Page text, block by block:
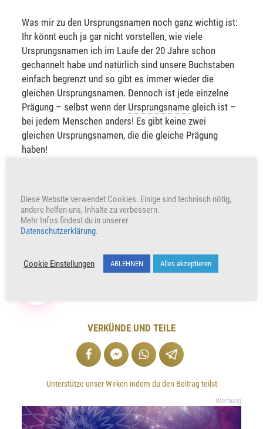
Was mir zu den Ursprungsnamen noch ganz wichtig ist:
Ihr könnt euch ja gar nicht vorstellen, wie viele
Ursprungsnamen ich im Laufe der 20 Jahre schon
gechannelt habe und natürlich sind unsere Buchstaben
einfach begrenzt und so gibt es immer wieder die
gleichen Ursprungsnamen. Dennoch ist jede einzelne
Prägung – selbst wenn der Ursprungsname gleich ist –
bei jedem Menschen anders! Es gibt keine zwei
gleichen Ursprungsnamen, die die gleiche Prägung
haben!
Spezifisches und Einzigartiges nur für sich und deshalb
gibt es keine wirklich gleichen Ursprungsnamen.
VERKÜNDE UND TEILE
Unterstütze unser Wirken indem du den Beitrag teilst
Werbung
Diese Website verwendet Cookies. Einige sind technisch nötig,
andere helfen uns, Inhalte zu verbessern.
Mehr Infos findest du in unserer
Datenschutzerklärung.
Cookie Einstellungen ABLEHNEN Alles akzeptieren